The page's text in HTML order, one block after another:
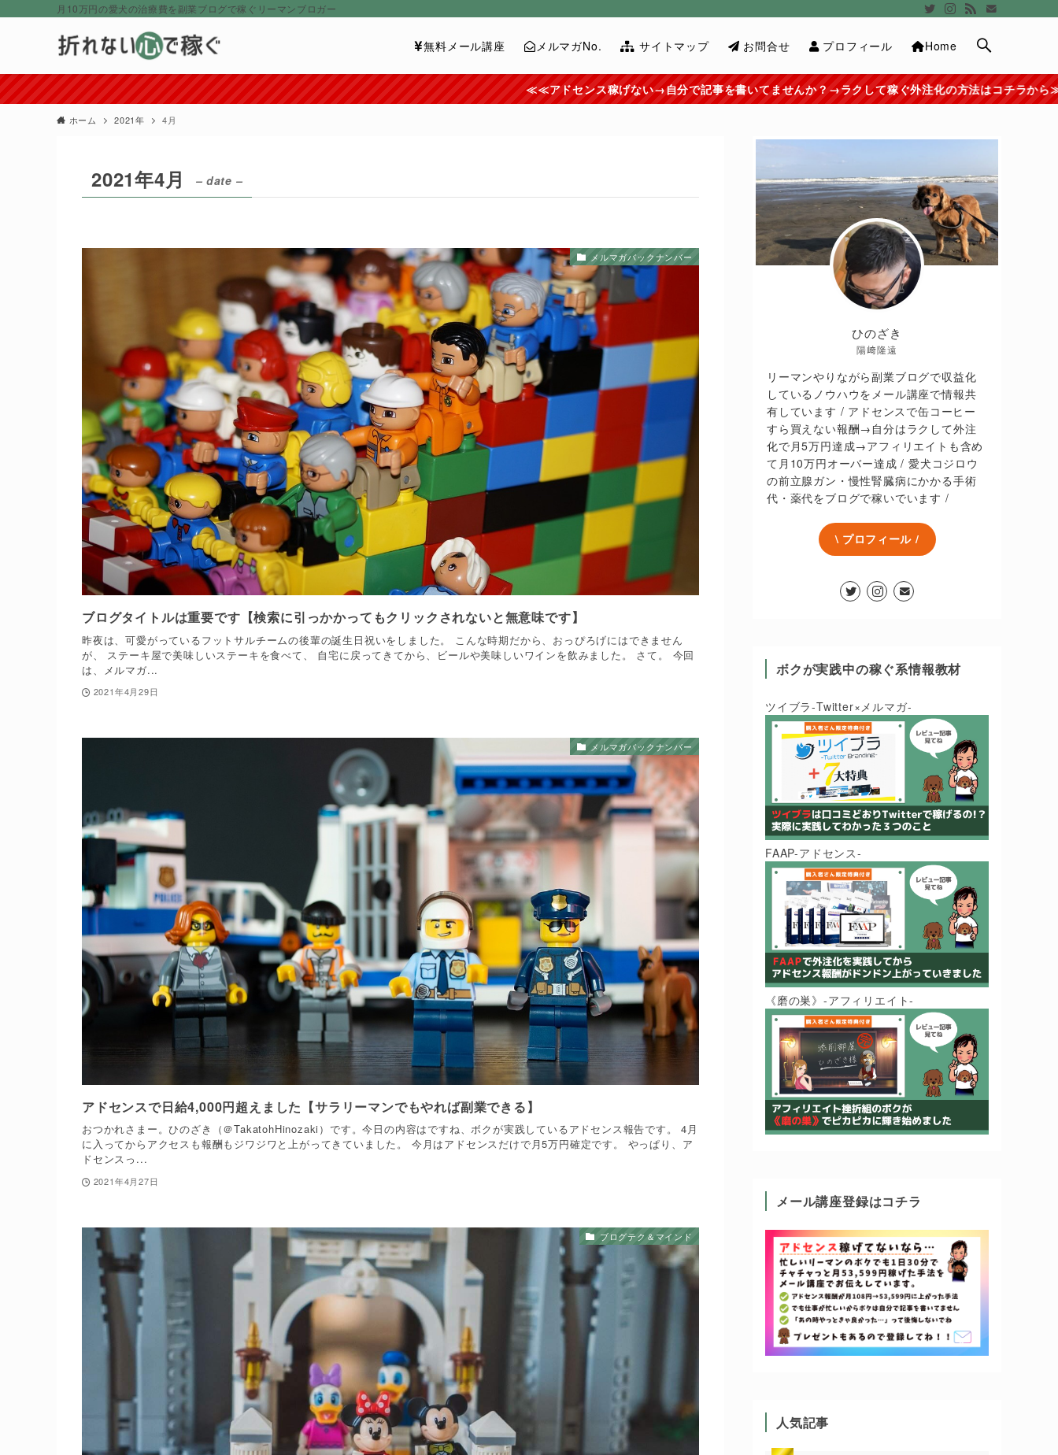
月10万円の愛犬の治療費を副業ブログで稼ぐリーマンブロガー
無料メール講座 メルマガNo. サイトマップ お問合せ プロフィール Home
≪≪アドセンス稼げない→自分で記事を書いてませんか？→ラクして稼ぐ外注化の方法はコチラから≫≫
ホーム 2021年 4月
2021年4月 – date –
メルマガバックナンバー
ブログタイトルは重要です【検索に引っかかってもクリックされないと無意味です】
昨夜は、可愛がっているフットサルチームの後輩の誕生日祝いをしました。 こんな時期だから、おっぴろげにはできません
が、 ステーキ屋で美味しいステーキを食べて、 自宅に戻ってきてから、ビールや美味しいワインを飲みました。 さて。 今回
は、メルマガ...
2021年4月29日
メルマガバックナンバー
アドセンスで日給4,000円超えました【サラリーマンでもやれば副業できる】
おつかれさまー。ひのざき（＠TakatohHinozaki）です。今日の内容はですね、ボクが実践しているアドセンス報告です。 4月
に入ってからアクセスも報酬もジワジワと上がってきていました。 今月はアドセンスだけで月5万円確定です。 やっぱり、ア
ドセンスっ...
2021年4月27日
ブログテク＆マインド
ひのざき
陽﨑隆遠
リーマンやりながら副業ブログで収益化
しているノウハウをメール講座で情報共
有しています / アドセンスで缶コーヒー
すら買えない報酬→自分はラクして外注
化で月5万円達成→アフィリエイトも含め
て月10万円オーバー達成 / 愛犬コジロウ
の前立腺ガン・慢性腎臓病にかかる手術
代・薬代をブログで稼いでいます /
\ プロフィール /
ボクが実践中の稼ぐ系情報教材
ツイブラ-Twitter×メルマガ-
FAAP-アドセンス-
《磨の巣》-アフィリエイト-
メール講座登録はコチラ
人気記事